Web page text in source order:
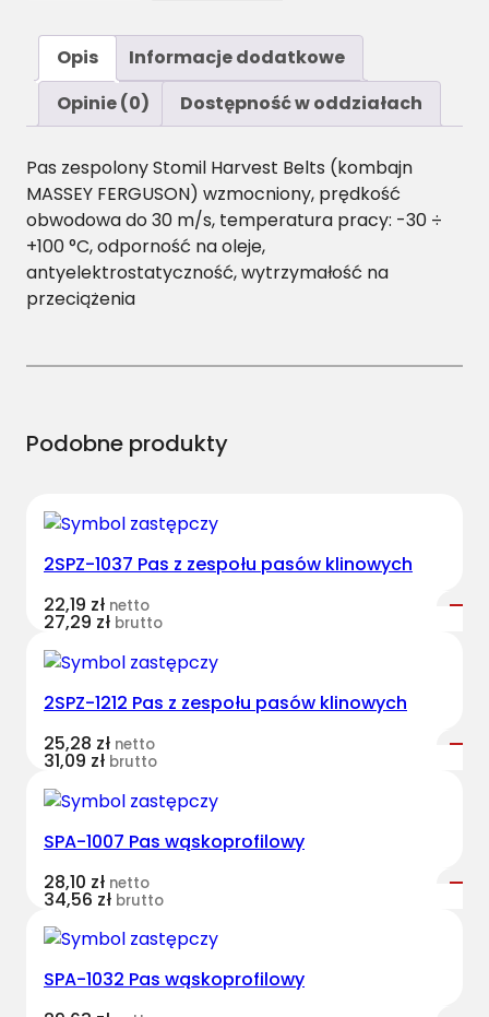
B
P
/
H
-
2
9
s
Opis
Informacje dodatkowe
Opinie (0)
Dostępność w oddziałach
Pas zespolony Stomil Harvest Belts (kombajn
MASSEY FERGUSON) wzmocniony, prędkość
obwodowa do 30 m/s, temperatura pracy: -30 ÷
+100 °C, odporność na oleje,
antyelektrostatyczność, wytrzymałość na
przeciążenia
Podobne produkty
2SPZ-1037 Pas z zespołu pasów klinowych
22,19 zł netto
27,29 zł brutto
2SPZ-1212 Pas z zespołu pasów klinowych
25,28 zł netto
31,09 zł brutto
SPA-1007 Pas wąskoprofilowy
28,10 zł netto
34,56 zł brutto
SPA-1032 Pas wąskoprofilowy